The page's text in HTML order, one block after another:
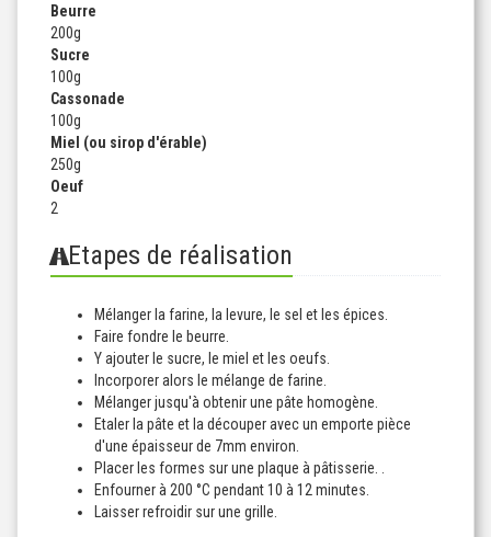
Beurre
200g
Sucre
100g
Cassonade
100g
Miel (ou sirop d'érable)
250g
Oeuf
2
Etapes de réalisation
Mélanger la farine, la levure, le sel et les épices.
Faire fondre le beurre.
Y ajouter le sucre, le miel et les oeufs.
Incorporer alors le mélange de farine.
Mélanger jusqu'à obtenir une pâte homogène.
Etaler la pâte et la découper avec un emporte pièce
d'une épaisseur de 7mm environ.
Placer les formes sur une plaque à pâtisserie. .
Enfourner à 200 °C pendant 10 à 12 minutes.
Laisser refroidir sur une grille.